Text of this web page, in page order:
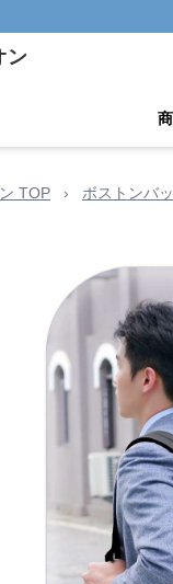
ン
TOP › ボストンバ
slide